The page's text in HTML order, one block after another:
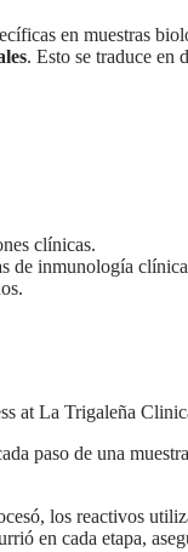
en muestras
. Esto se traduce en
clínicas.
de inmunología
paso de una
los reactivos
en cada etapa,